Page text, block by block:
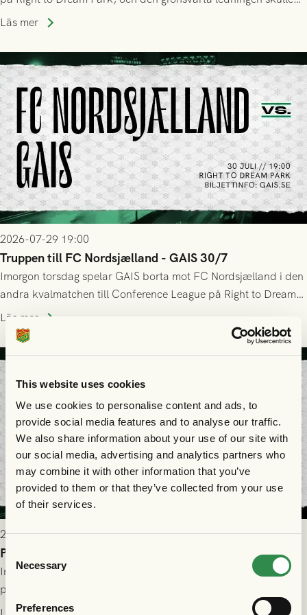
This website uses cookies
We use cookies to personalise content and ads, to
provide social media features and to analyse our traffic.
We also share information about your use of our site with
our social media, advertising and analytics partners who
may combine it with other information that you’ve
provided to them or that they’ve collected from your use
of their services.
Consent
Selection
Necessary
Preferences
upphöra efter mindre än kvarten spelad. På lika mark visade
tennissiffror och det grönsvarta europaäventyret tog slut.
Läs mer
2026-07-29 19:00
Truppen till FC Nordsjælland - GAIS 30/7
Imorgon torsdag spelar GAIS borta mot FC Nordsjælland i den
andra kvalmatchen till Conference League på Right to Dream
Park! Fredrik Holmberg och ledarstaben har tagit ut följande
trupp till matchen:
Läs mer
2026-07-29 9:15
Publikinformation: FC Nordsjælland - GAIS 30/7
Information för dig som ska se FC Nordsjælland - GAIS på
plats på Right to Dream Park torsdagen den 30/7 kl. 19.00.